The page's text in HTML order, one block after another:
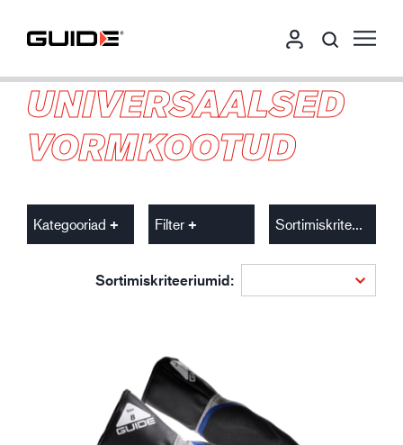
UNIVERSAALSED
VORMKOOTUD
Kategooriad Filter Sortimiskriteeriumid
Sortimiskriteeriumid: